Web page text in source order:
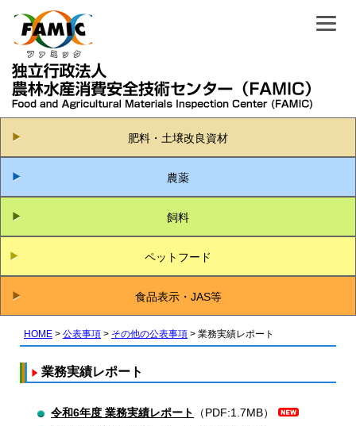
肥料・土壌改良資材
農薬
飼料
ペットフード
食品表示・JAS等
HOME 公表事項 その他の公表事項 業務実績レポート
業務実績レポート
令和6年度 業務実績レポート
（PDF:1.7MB）